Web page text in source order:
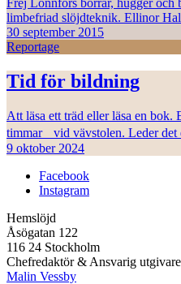
limbefriad slöjdteknik. Ellinor
30 september 2015
Reportage
Tid för bildning
Att läsa ett träd eller läsa en bok.
timmar vid vävstolen. Leder det
9 oktober 2024
Facebook
Instagram
Hemslöjd
Åsögatan 122
116 24 Stockholm
Chefredaktör & Ansvarig
Malin Vessby